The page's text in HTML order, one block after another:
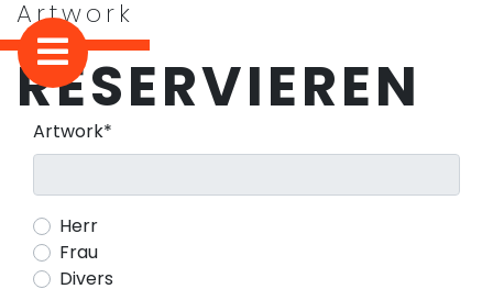
Artwork
RESERVIEREN
Pflichtfeld
Artwork*
Herr
Frau
Divers